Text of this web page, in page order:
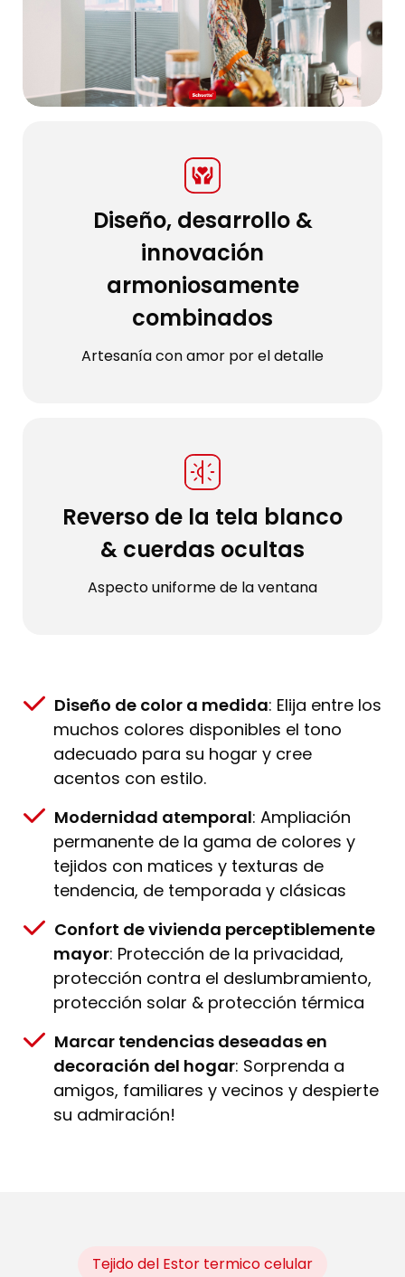
Diseño, desarrollo &
innovación
armoniosamente
combinados
Artesanía con amor por el detalle
Reverso de la tela blanco
& cuerdas ocultas
Aspecto uniforme de la ventana
Diseño de color a medida: Elija entre los
muchos colores disponibles el tono
adecuado para su hogar y cree
acentos con estilo.
Modernidad atemporal: Ampliación
permanente de la gama de colores y
tejidos con matices y texturas de
tendencia, de temporada y clásicas
Confort de vivienda perceptiblemente
mayor: Protección de la privacidad,
protección contra el deslumbramiento,
protección solar & protección térmica
Marcar tendencias deseadas en
decoración del hogar: Sorprenda a
amigos, familiares y vecinos y despierte
su admiración!
Tejido del Estor termico celular